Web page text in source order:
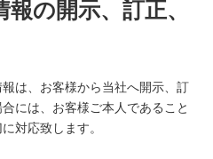
の開示、訂正、
は、お客様から当社へ開示、訂
には、お客様ご本人であること
対応致します。